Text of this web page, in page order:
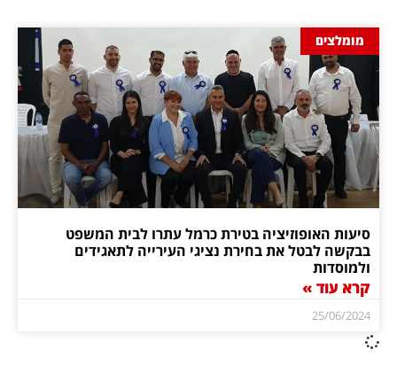
מומלצים
סיעות האופוזיציה בטירת כרמל עתרו לבית המשפט
בבקשה לבטל את בחירת נציגי העירייה לתאגידים
ולמוסדות
קרא עוד »
25/06/2024